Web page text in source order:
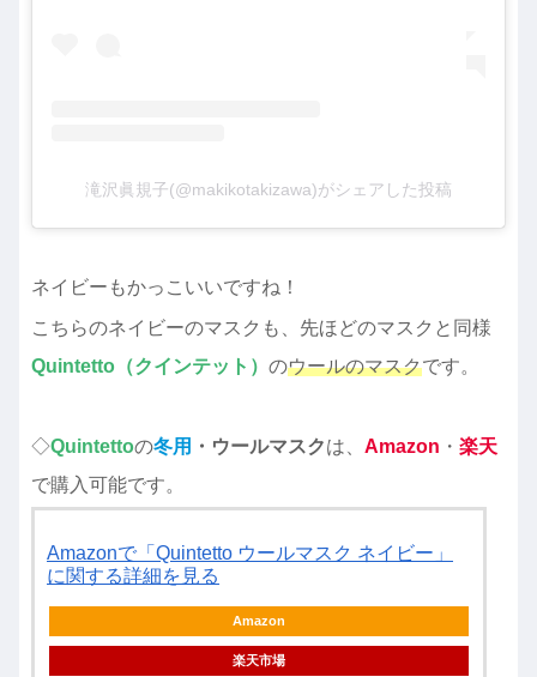
滝沢眞規子(@makikotakizawa)がシェアした投稿
ネイビーもかっこいいですね！
こちらのネイビーのマスクも、先ほどのマスクと同様
Quintetto（クインテット） のウールのマスクです。
◇Quintettoの冬用 ・ウールマスクは、 Amazon ・ 楽天
で購入可能です。
Amazonで「Quintetto ウールマスク ネイビー」
に関する詳細を見る
Amazon
楽天市場